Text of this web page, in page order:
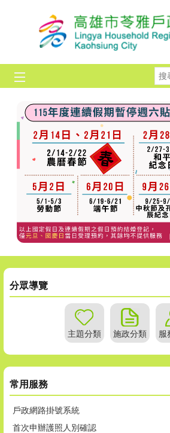
分眾導覽
主題分類 施政分類 服
常用服務
戶政網路掛號系統
首次申辦護照人別確認